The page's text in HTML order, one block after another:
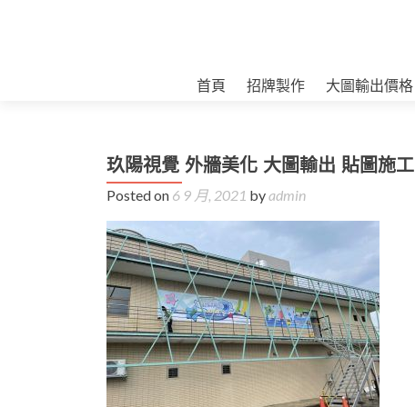
首頁 招牌製作 大圖輸出價格
玖陽視覺 外牆美化 大圖輸出 貼圖施工
Posted on 6 9 月, 2021 byadmin